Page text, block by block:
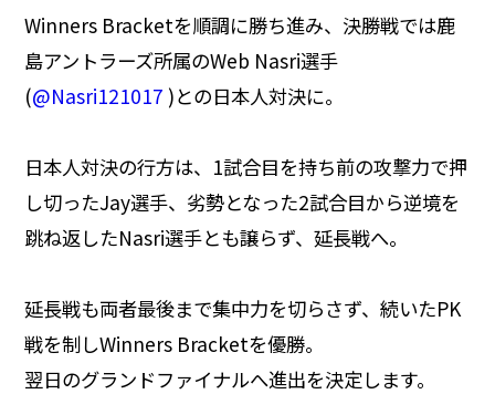
Winners Bracketを順調に勝ち進み、決勝戦では鹿
島アントラーズ所属のWeb Nasri選手
(@Nasri121017 )との日本人対決に。
日本人対決の行方は、1試合目を持ち前の攻撃力で押
し切ったJay選手、劣勢となった2試合目から逆境を
跳ね返したNasri選手とも譲らず、延長戦へ。
延長戦も両者最後まで集中力を切らさず、続いたPK
戦を制しWinners Bracketを優勝。
翌日のグランドファイナルへ進出を決定します。